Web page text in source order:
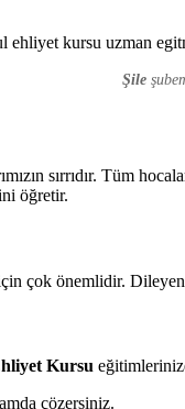
Şile
sırrıdır. Tüm
öğretir.
çok önemlidir.
Kursu
çözersiniz.